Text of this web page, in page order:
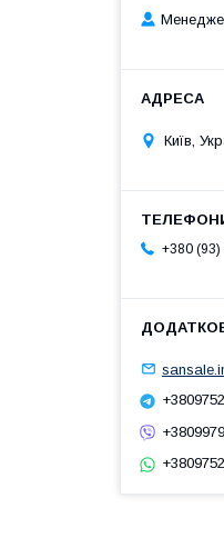
Київ,
+380 (93)